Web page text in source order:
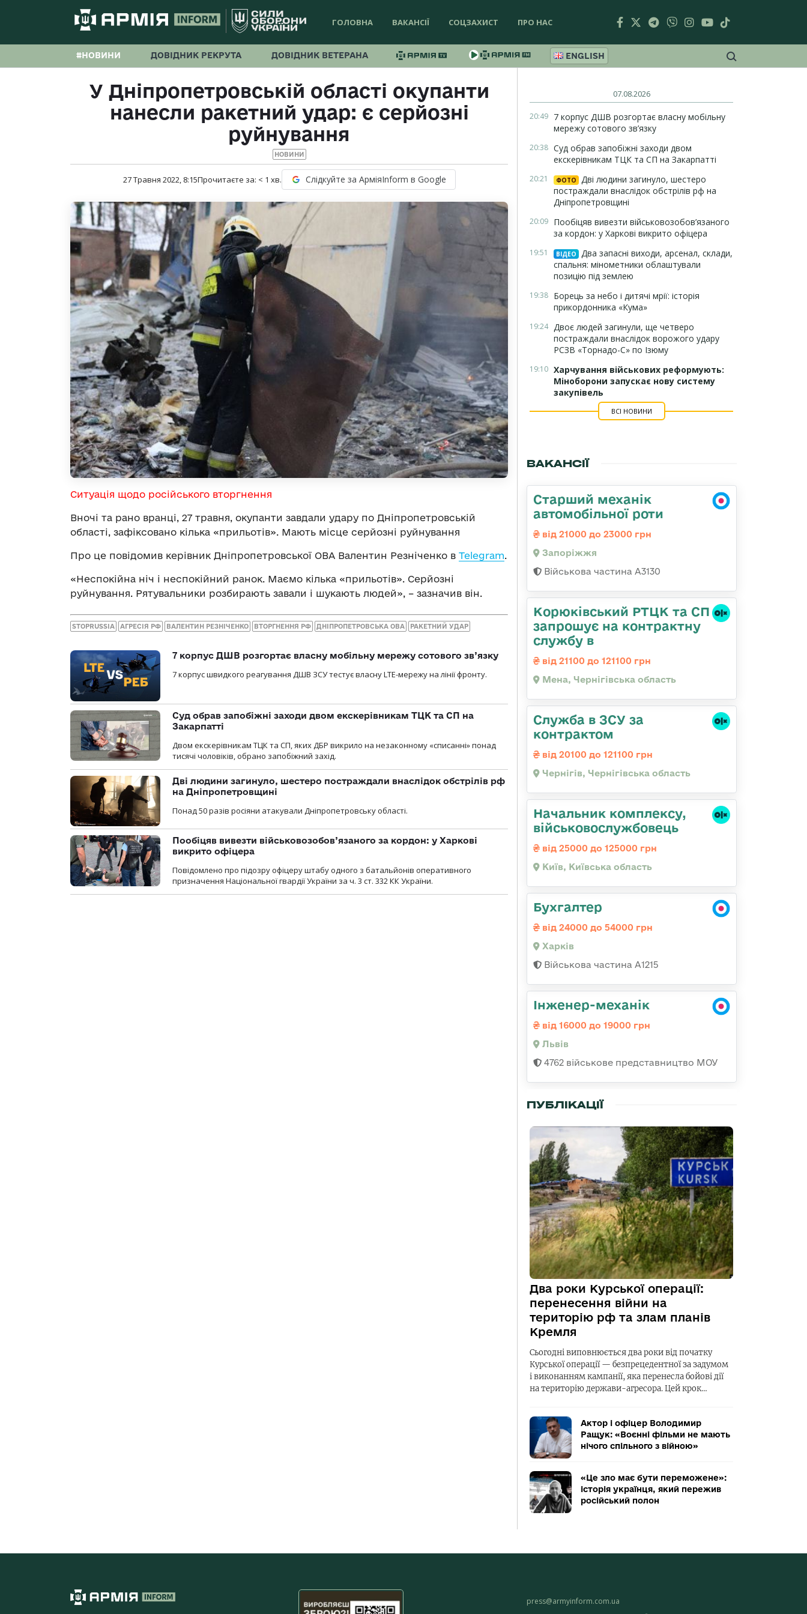
ГОЛОВНА ВАКАНСІЇ СОЦЗАХИСТ ПРО НАС
#НОВИНИ ДОВІДНИК РЕКРУТА ДОВІДНИК ВЕТЕРАНА ENGLISH
У Дніпропетровській області окупанти
нанесли ракетний удар: є серйозні
руйнування
НОВИНИ
27 Травня 2022, 8:15Прочитаєте за: < 1 хв. Слідкуйте за АрміяInform в Google
Ситуація щодо російського вторгнення
Вночі та рано вранці, 27 травня, окупанти завдали удару по Дніпропетровській
області, зафіксовано кілька «прильотів». Мають місце серйозні руйнування
Про це повідомив керівник Дніпропетровської ОВА Валентин Резніченко в Telegram.
«Неспокійна ніч і неспокійний ранок. Маємо кілька «прильотів». Серйозні
руйнування. Рятувальники розбирають завали і шукають людей», – зазначив він.
STOPRUSSIA АГРЕСІЯ РФ ВАЛЕНТИН РЕЗНІЧЕНКО ВТОРГНЕННЯ РФ ДНІПРОПЕТРОВСЬКА ОВА РАКЕТНИЙ УДАР
7 корпус ДШВ розгортає власну мобільну мережу сотового зв’язку
7 корпус швидкого реагування ДШВ ЗСУ тестує власну LTE-мережу на лінії фронту.
Суд обрав запобіжні заходи двом екскерівникам ТЦК та СП на
Закарпатті
Двом екскерівникам ТЦК та СП, яких ДБР викрило на незаконному «списанні» понад
тисячі чоловіків, обрано запобіжний захід.
Дві людини загинуло, шестеро постраждали внаслідок обстрілів рф
на Дніпропетровщині
Понад 50 разів росіяни атакували Дніпропетровську області.
Пообіцяв вивезти військовозобов’язаного за кордон: у Харкові
викрито офіцера
Повідомлено про підозру офіцеру штабу одного з батальйонів оперативного
призначення Національної гвардії України за ч. 3 ст. 332 КК України.
07.08.2026
20:49 7 корпус ДШВ розгортає власну мобільну
мережу сотового зв’язку
20:38 Суд обрав запобіжні заходи двом
екскерівникам ТЦК та СП на Закарпатті
20:21 ФОТО
Дві людини загинуло, шестеро
постраждали внаслідок обстрілів рф на
Дніпропетровщині
20:09 Пообіцяв вивезти військовозобов’язаного
за кордон: у Харкові викрито офіцера
19:51 ВІДЕО
Два запасні виходи, арсенал, склади,
спальня: мінометники облаштували
позицію під землею
19:38 Борець за небо і дитячі мрії: історія
прикордонника «Кума»
19:24 Двоє людей загинули, ще четверо
постраждали внаслідок ворожого удару
РСЗВ «Торнадо-С» по Ізюму
19:10 Харчування військових реформують:
Міноборони запускає нову систему
закупівель
ВСІ НОВИНИ
ВАКАНСІЇ
Старший механік
автомобільної роти
від 21000 до 23000 грн
Запоріжжя
Військова частина А3130
Корюківський РТЦК та СП
запрошує на контрактну
службу в
від 21100 до 121100 грн
Мена, Чернігівська область
Служба в ЗСУ за
контрактом
від 20100 до 121100 грн
Чернігів, Чернігівська область
Начальник комплексу,
військовослужбовець
від 25000 до 125000 грн
Київ, Київська область
Бухгалтер
від 24000 до 54000 грн
Харків
Військова частина А1215
Інженер-механік
від 16000 до 19000 грн
Львів
4762 військове представництво МОУ
ПУБЛІКАЦІЇ
Два роки Курської операції:
перенесення війни на
територію рф та злам планів
Кремля
Сьогодні виповнюється два роки від початку
Курської операції — безпрецедентної за задумом
і виконанням кампанії, яка перенесла бойові дії
на територію держави-агресора. Цей крок…
Актор і офіцер Володимир
Ращук: «Воєнні фільми не мають
нічого спільного з війною»
«Це зло має бути переможене»:
історія українця, який пережив
російський полон
press@armyinform.com.ua